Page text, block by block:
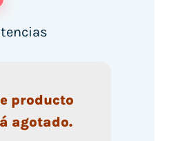
producto
agotado.